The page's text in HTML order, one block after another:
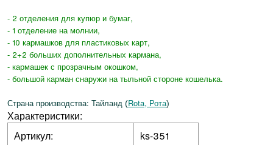
- 2 отделения для купюр и бумаг,
- 1 отделение на молнии,
- 10 кармашков для пластиковых карт,
- 2+2 больших дополнительных кармана,
- кармашек с прозрачным окошком,
- большой карман снаружи на тыльной стороне кошелька.
Страна производства: Тайланд (Rota, Рота)
Характеристики:
Артикул:
ks-351